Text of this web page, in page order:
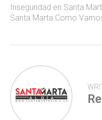
p
Inseguridad en Santa
Santa Marta Como